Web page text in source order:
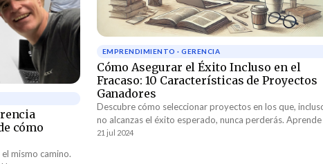
cómo
mismo camino.
EMPRENDIMIENTO · GERENCIA
Cómo Asegurar el Éxito Incluso en el
Fracaso: 10 Características de Proyectos
Ganadores
Descubre cómo seleccionar proyectos en los que,
no alcanzas el éxito esperado, nunca perderás. Aprende
10 características clave de los proyectos que
21 jul 2024